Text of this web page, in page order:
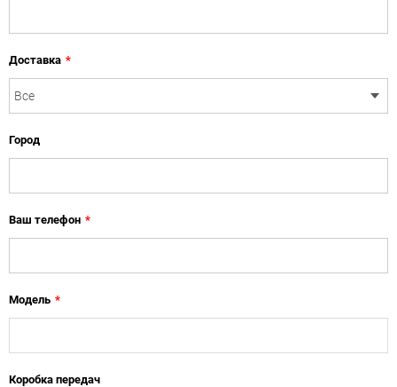
Доставка *
Город
Ваш телефон *
Модель *
Коробка передач